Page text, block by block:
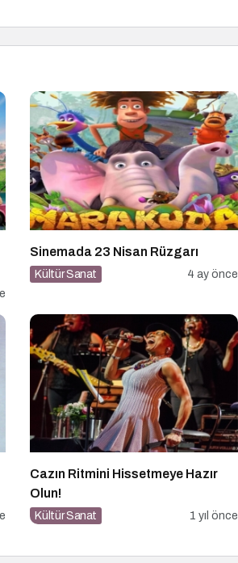
Sinemada 23 Nisan Rüzgarı
Kültür Sanat 4 ay önce
Cazın Ritmini Hissetmeye Hazır
Olun!
Kültür Sanat 1 yıl önce